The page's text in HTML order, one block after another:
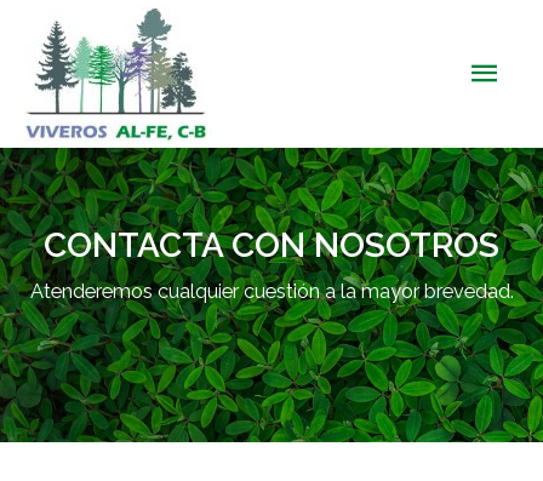
CONTACTA CON NOSOTROS
Atenderemos cualquier cuestión a la mayor brevedad.